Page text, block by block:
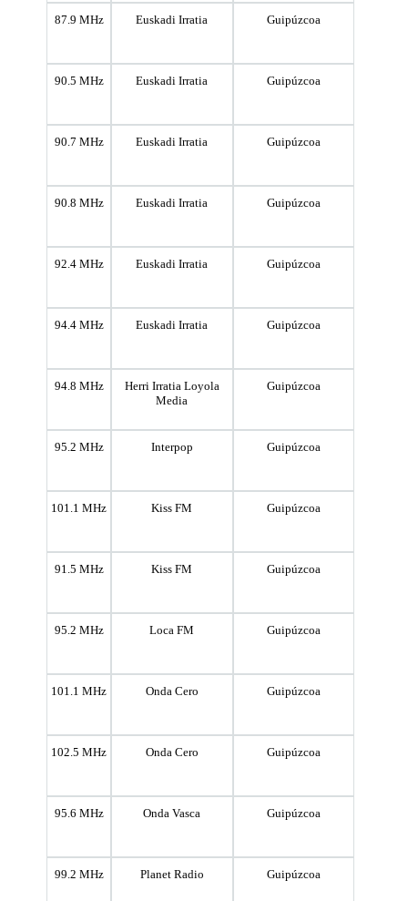
87.9 MHz Euskadi Irratia Guipúzcoa
90.5 MHz Euskadi Irratia Guipúzcoa
90.7 MHz Euskadi Irratia Guipúzcoa
90.8 MHz Euskadi Irratia Guipúzcoa
92.4 MHz Euskadi Irratia Guipúzcoa
94.4 MHz Euskadi Irratia Guipúzcoa
94.8 MHz
Herri Irratia Loyola
Media
Guipúzcoa
95.2 MHz Interpop Guipúzcoa
101.1 MHz Kiss FM Guipúzcoa
91.5 MHz Kiss FM Guipúzcoa
95.2 MHz Loca FM Guipúzcoa
101.1 MHz Onda Cero Guipúzcoa
102.5 MHz Onda Cero Guipúzcoa
95.6 MHz Onda Vasca Guipúzcoa
99.2 MHz Planet Radio Guipúzcoa